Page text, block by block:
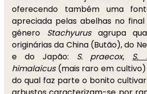
oferecendo também uma
apreciada pelas abelhas no
género Stachyurusagrupa
originárias da China (Butão), do
e do Japão: S. praecox, S.
himalaicus(mais raro em
do qual faz parte o bonito cultivar